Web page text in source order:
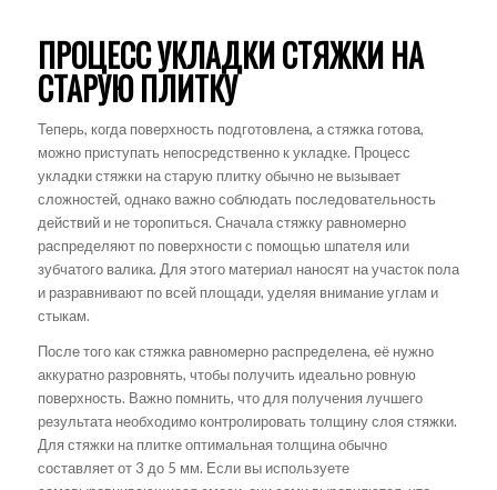
ПРОЦЕСС УКЛАДКИ СТЯЖКИ НА
СТАРУЮ ПЛИТКУ
Теперь, когда поверхность подготовлена, а стяжка готова,
можно приступать непосредственно к укладке. Процесс
укладки стяжки на старую плитку обычно не вызывает
сложностей, однако важно соблюдать последовательность
действий и не торопиться. Сначала стяжку равномерно
распределяют по поверхности с помощью шпателя или
зубчатого валика. Для этого материал наносят на участок пола
и разравнивают по всей площади, уделяя внимание углам и
стыкам.
После того как стяжка равномерно распределена, её нужно
аккуратно разровнять, чтобы получить идеально ровную
поверхность. Важно помнить, что для получения лучшего
результата необходимо контролировать толщину слоя стяжки.
Для стяжки на плитке оптимальная толщина обычно
составляет от 3 до 5 мм. Если вы используете